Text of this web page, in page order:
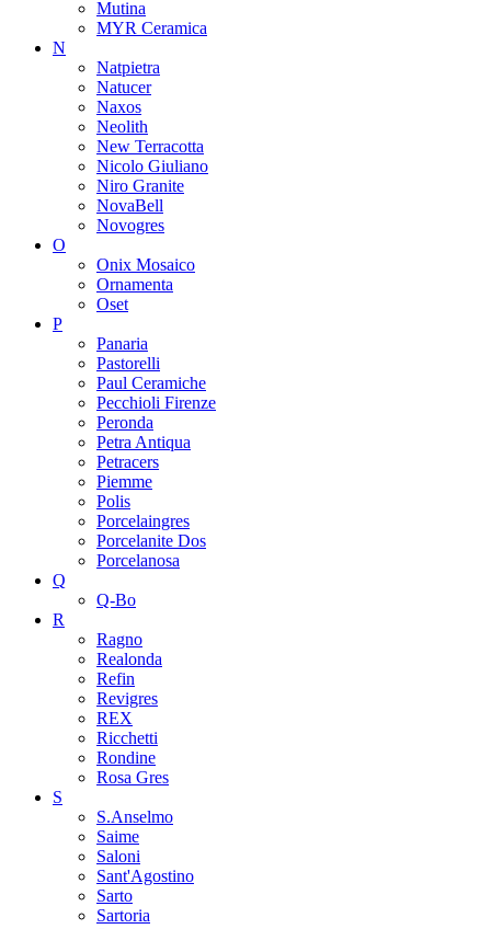
Mutina
MYR Ceramica
N
Natpietra
Natucer
Naxos
Neolith
New Terracotta
Nicolo Giuliano
Niro Granite
NovaBell
Novogres
O
Onix Mosaico
Ornamenta
Oset
P
Panaria
Pastorelli
Paul Ceramiche
Pecchioli Firenze
Peronda
Petra Antiqua
Petracers
Piemme
Polis
Porcelaingres
Porcelanite Dos
Porcelanosa
Q
Q-Bo
R
Ragno
Realonda
Refin
Revigres
REX
Ricchetti
Rondine
Rosa Gres
S
S.Anselmo
Saime
Saloni
Sant'Agostino
Sarto
Sartoria